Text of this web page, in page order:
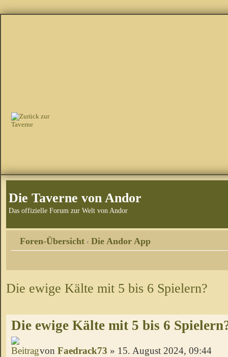
Die Taverne von Andor
Das offizielle Forum zur Welt von Andor
Foren-Übersicht ‹ Die Andor App
Die ewige Kälte mit 5 bis 6 Spielern?
Die ewige Kälte mit 5 bis 6
von Faedrack73 » 15. August 2024, 09:44